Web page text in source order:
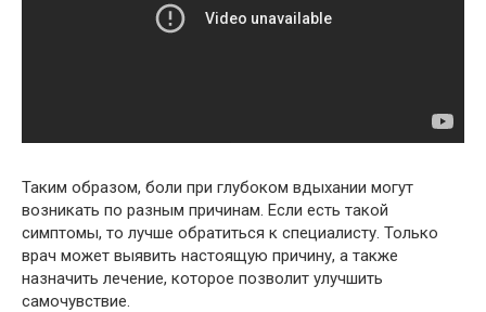
Таким образом, боли при глубоком вдыхании могут
возникать по разным причинам. Если есть такой
симптомы, то лучше обратиться к специалисту. Только
врач может выявить настоящую причину, а также
назначить лечение, которое позволит улучшить
самочувствие.